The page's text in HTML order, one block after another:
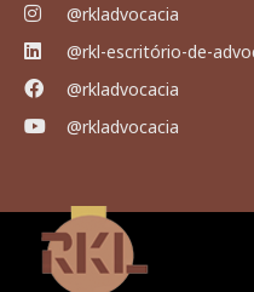
@rkladvocacia
@rkl-escritório-de-
@rkladvocacia
@rkladvocacia